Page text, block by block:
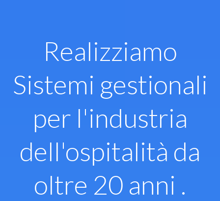
Realizziamo
Sistemi gestionali
per l'industria
dell'ospitalità da
oltre 20 anni .